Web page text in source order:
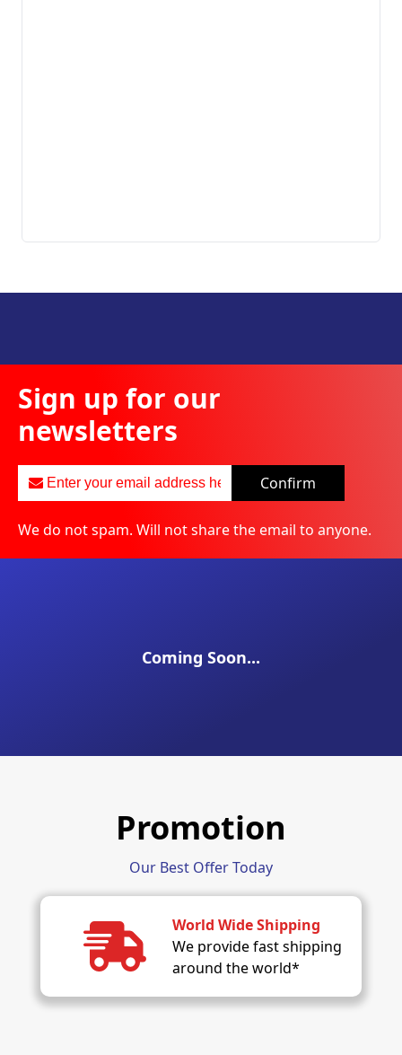
Sign up for our
newsletters
Confirm
We do not spam. Will not share the email to anyone.
Coming Soon...
Promotion
Our Best Offer Today
World Wide Shipping
We provide fast shipping
around the world*